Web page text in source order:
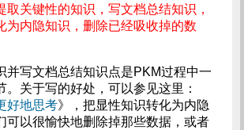
取关键性的知识，写文档总结知识，
为内隐知识，删除已经吸收掉的数
并写文档总结知识点是PKM过程中一
。关于写的好处，可以参见这里：
好地思考》，把显性知识转化为内隐
可以很愉快地删除掉那些数据，或者